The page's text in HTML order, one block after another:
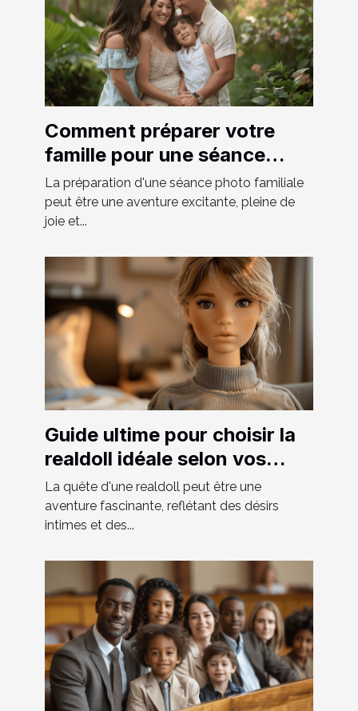
Comment préparer votre
famille pour une séance
photo réussie
La préparation d'une séance photo familiale
peut être une aventure excitante, pleine de
joie et...
Guide ultime pour choisir la
realdoll idéale selon vos
préférences
La quête d'une realdoll peut être une
aventure fascinante, reflétant des désirs
intimes et des...